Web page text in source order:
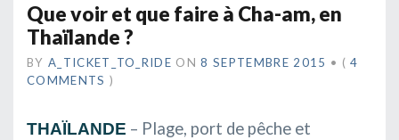
Que voir et que faire à Cha-am, en
Thaïlande ?
BY A_TICKET_TO_RIDE ON 8 SEPTEMBRE 2015 • (4
COMMENTS )
THAÏLANDE – Plage, port de pêche et